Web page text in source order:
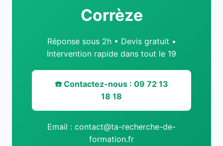
Corrèze
Réponse sous 2h • Devis gratuit •
Intervention rapide dans tout le 19
☎️ Contactez-nous : 09 72 13
18 18
Email : contact@ta-recherche-de-
formation.fr